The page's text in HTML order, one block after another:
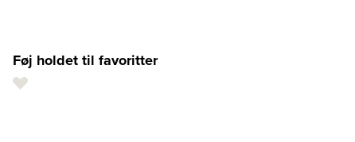
Føj holdet til favoritter